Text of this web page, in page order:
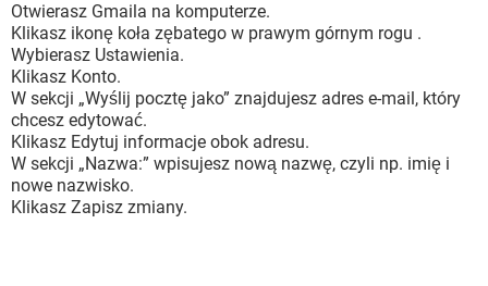
Otwierasz Gmaila na komputerze.
Klikasz ikonę koła zębatego w prawym górnym rogu .
Wybierasz Ustawienia.
Klikasz Konto.
W sekcji „Wyślij pocztę jako” znajdujesz adres e-mail, który
chcesz edytować.
Klikasz Edytuj informacje obok adresu.
W sekcji „Nazwa:” wpisujesz nową nazwę, czyli np. imię i
nowe nazwisko.
Klikasz Zapisz zmiany.